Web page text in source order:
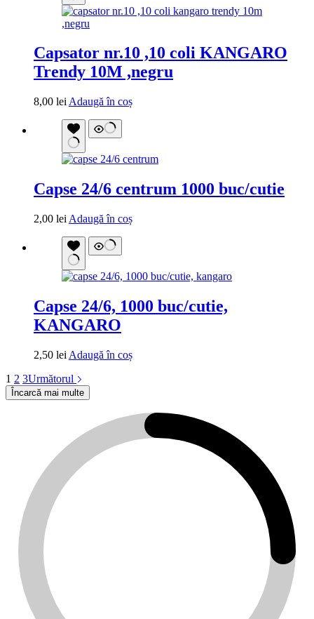
Capsator nr.10 ,10 coli KANGARO
Trendy 10M ,negru
8,00 lei Adaugă în coș
Capse 24/6 centrum 1000 buc/cutie
2,00 lei Adaugă în coș
Capse 24/6, 1000 buc/cutie,
KANGARO
2,50 lei Adaugă în coș
1 2 3Următorul
Încarcă mai multe